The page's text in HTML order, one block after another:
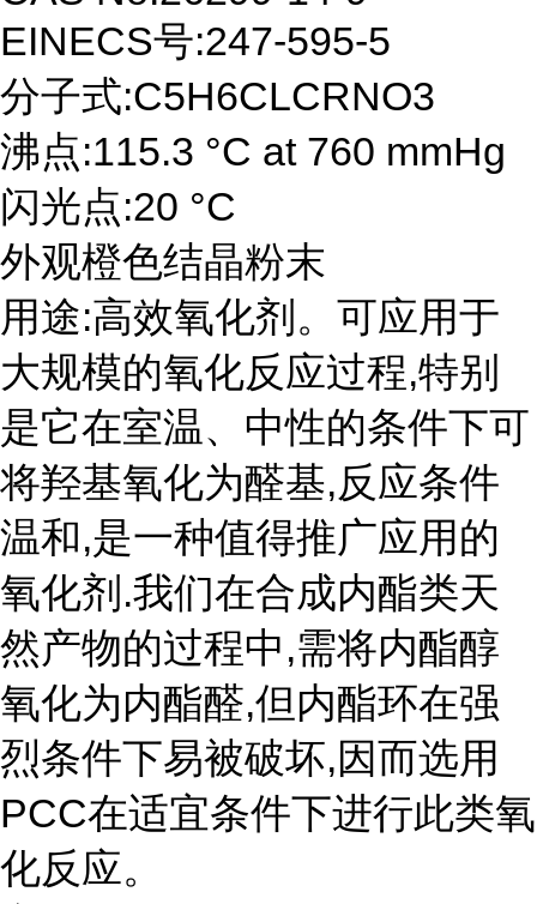
EINECS号:247-595-5
分子式:C5H6CLCRNO3
沸点:115.3 °C at 760 mmHg
闪光点:20 °C
外观橙色结晶粉末
用途:高效氧化剂。可应用于
大规模的氧化反应过程,特别
是它在室温、中性的条件下可
将羟基氧化为醛基,反应条件
温和,是一种值得推广应用的
氧化剂.我们在合成内酯类天
然产物的过程中,需将内酯醇
氧化为内酯醛,但内酯环在强
烈条件下易被破坏,因而选用
PCC在适宜条件下进行此类氧
化反应。